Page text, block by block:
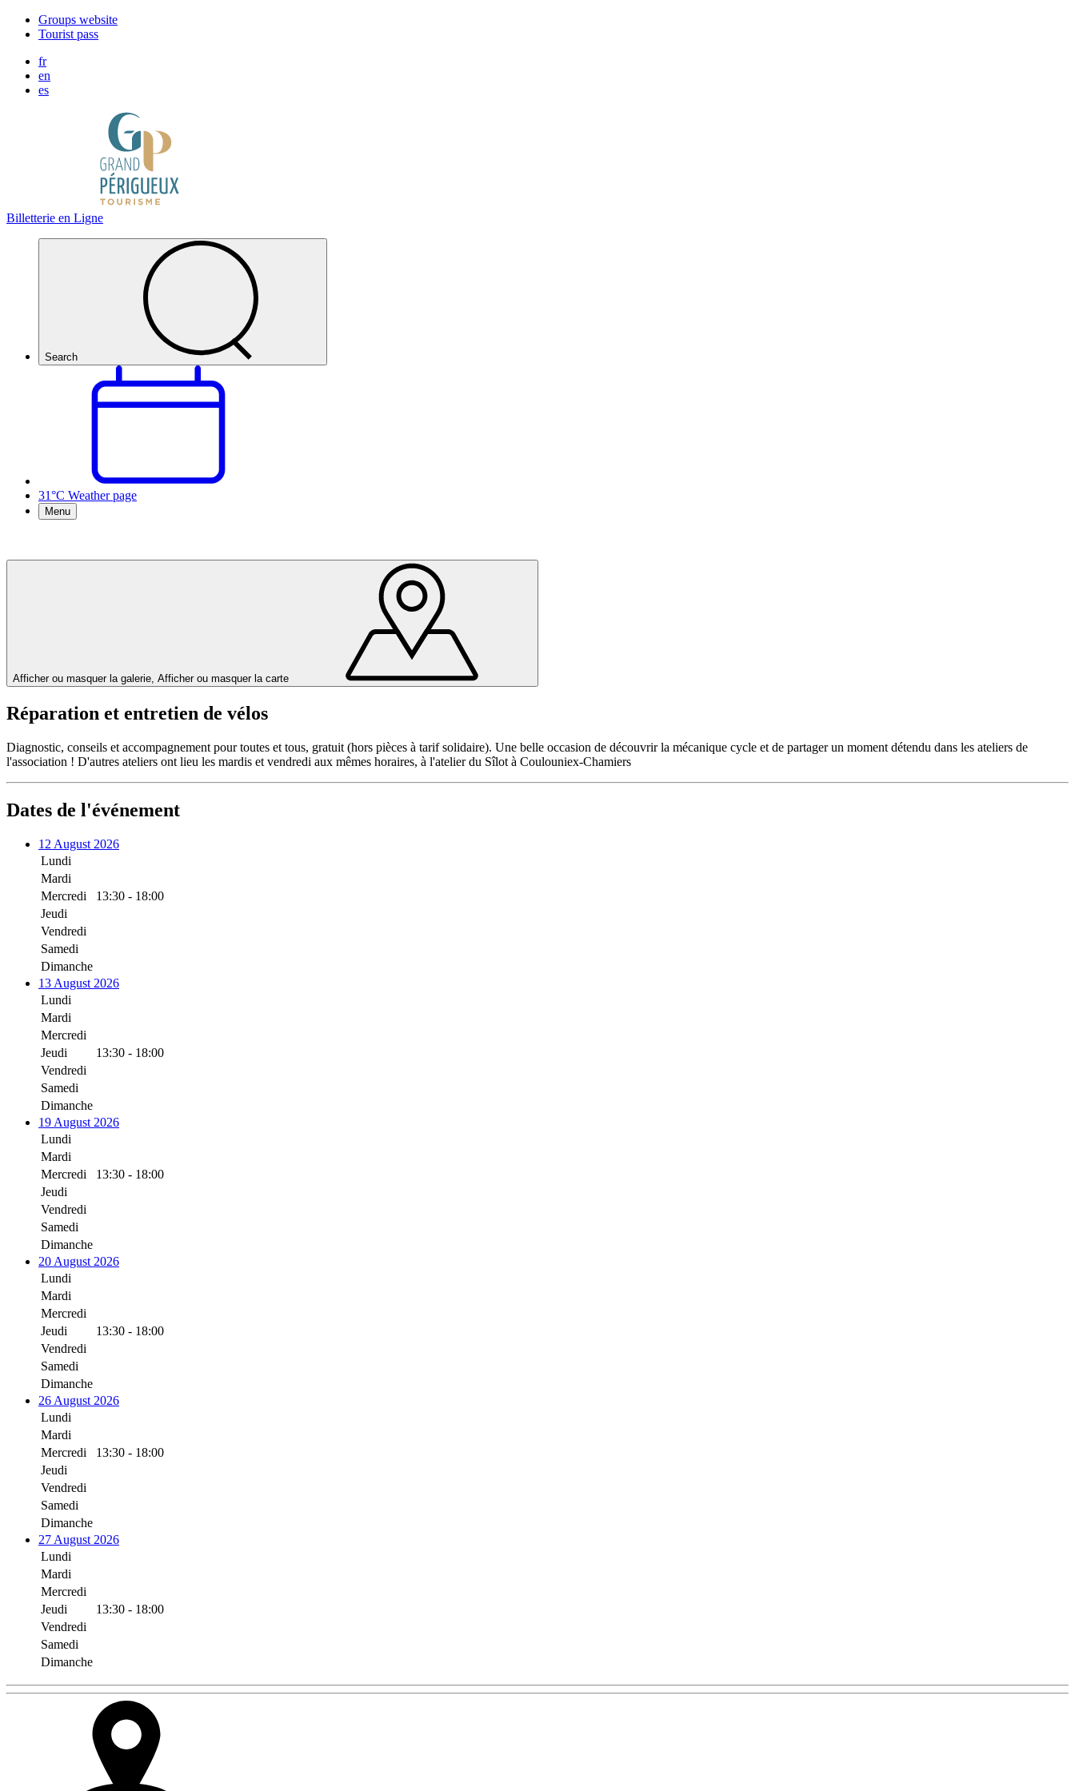
Groups website
Tourist pass
fr
en
es
Billetterie en Ligne
Search
31°C Weather page
Menu
Afficher ou masquer la galerie, Afficher ou masquer la carte
Réparation et entretien de vélos
Diagnostic, conseils et accompagnement pour toutes et tous, gratuit (hors pièces à tarif solidaire). Une belle occasion de découvrir la mécanique cycle et de partager un moment détendu dans les ateliers de
l'association ! D'autres ateliers ont lieu les mardis et vendredi aux mêmes horaires, à l'atelier du Sîlot à Coulouniex-Chamiers
Dates de l'événement
12 August 2026
Lundi
Mardi
Mercredi
13:30 - 18:00
Jeudi
Vendredi
Samedi
Dimanche
13 August 2026
Lundi
Mardi
Mercredi
Jeudi
13:30 - 18:00
Vendredi
Samedi
Dimanche
19 August 2026
Lundi
Mardi
Mercredi
13:30 - 18:00
Jeudi
Vendredi
Samedi
Dimanche
20 August 2026
Lundi
Mardi
Mercredi
Jeudi
13:30 - 18:00
Vendredi
Samedi
Dimanche
26 August 2026
Lundi
Mardi
Mercredi
13:30 - 18:00
Jeudi
Vendredi
Samedi
Dimanche
27 August 2026
Lundi
Mardi
Mercredi
Jeudi
13:30 - 18:00
Vendredi
Samedi
Dimanche